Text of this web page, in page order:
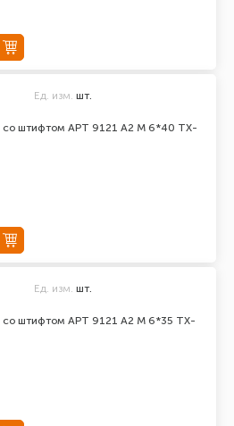
со штифтом АРТ 9121 А2 M 6*40 TX-
Ед. изм. шт.
со штифтом АРТ 9121 А2 M 6*35 TX-
Ед. изм. шт.